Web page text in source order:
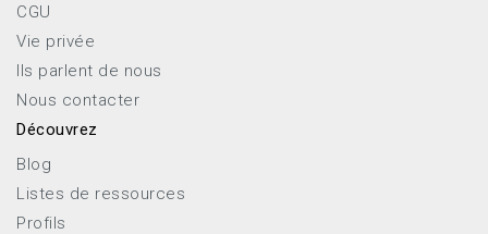
CGU
Vie privée
Ils parlent de nous
Nous contacter
Découvrez
Blog
Listes de ressources
Profils